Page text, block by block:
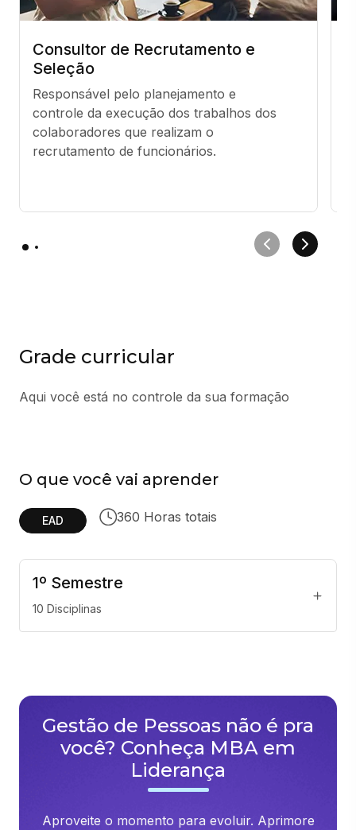
Consultor de Recrutamento e
Seleção
Responsável pelo planejamento e
controle da execução dos trabalhos dos
colaboradores que realizam o
recrutamento de funcionários.
Grade curricular
Aqui você está no controle da sua formação
O que você vai aprender
EAD 360 Horas totais
1º Semestre
10 Disciplinas
Gestão de Pessoas não é pra
você? Conheça MBA em
Liderança
Aproveite o momento para evoluir. Aprimore